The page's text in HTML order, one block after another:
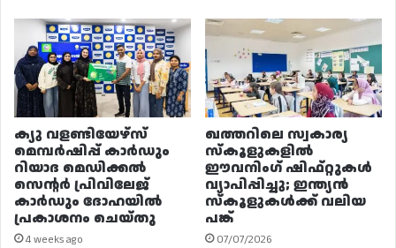
ക്യു വളണ്ടിയേഴ്‌സ്
മെമ്പർഷിപ്പ് കാർഡും
റിയാദ മെഡിക്കൽ
സെന്റർ പ്രിവിലേജ്
കാർഡും ദോഹയിൽ
പ്രകാശനം ചെയ്തു
4 weeks ago
ഖത്തറിലെ സ്വകാര്യ
സ്കൂളുകളിൽ
ഈവനിംഗ് ഷിഫ്റ്റുകൾ
വ്യാപിപ്പിച്ചു; ഇന്ത്യൻ
സ്കൂളുകൾക്ക് വലിയ
പങ്ക്
07/07/2026